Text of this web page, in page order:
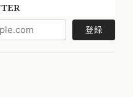
登録